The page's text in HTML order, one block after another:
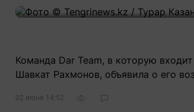
Команда Dar Team, в которую
Шавкат Рахмонов, объявила о его
02 июня 14:52